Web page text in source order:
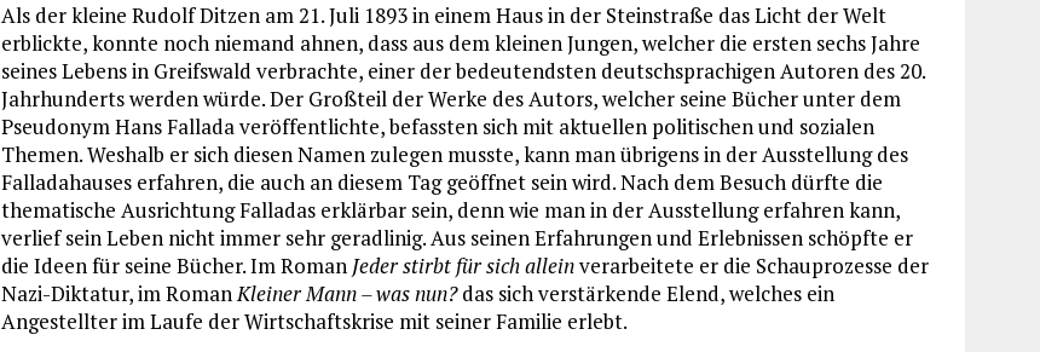
Als der kleine Rudolf Ditzen am 21. Juli 1893 in einem Haus in der Steinstraße das Licht der Welt
erblickte, konnte noch niemand ahnen, dass aus dem kleinen Jungen, welcher die ersten sechs Jahre
seines Lebens in Greifswald verbrachte, einer der bedeutendsten deutschsprachigen Autoren des 20.
Jahrhunderts werden würde. Der Großteil der Werke des Autors, welcher seine Bücher unter dem
Pseudonym Hans Fallada veröffentlichte, befassten sich mit aktuellen politischen und sozialen
Themen. Weshalb er sich diesen Namen zulegen musste, kann man übrigens in der Ausstellung des
Falladahauses erfahren, die auch an diesem Tag geöffnet sein wird. Nach dem Besuch dürfte die
thematische Ausrichtung Falladas erklärbar sein, denn wie man in der Ausstellung erfahren kann,
verlief sein Leben nicht immer sehr geradlinig. Aus seinen Erfahrungen und Erlebnissen schöpfte er
die Ideen für seine Bücher. Im Roman Jeder stirbt für sich alleinverarbeitete er die Schauprozesse der
Nazi-Diktatur, im RomanKleiner Mann – was nun?das sich verstärkende Elend, welches ein
Angestellter im Laufe der Wirtschaftskrise mit seiner Familie erlebt.